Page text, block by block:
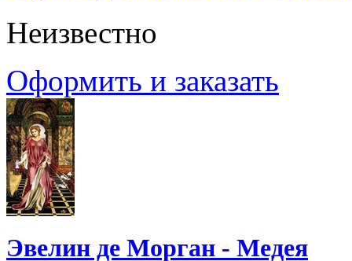
Неизвестно
Оформить и заказать
Эвелин де Морган - Медея